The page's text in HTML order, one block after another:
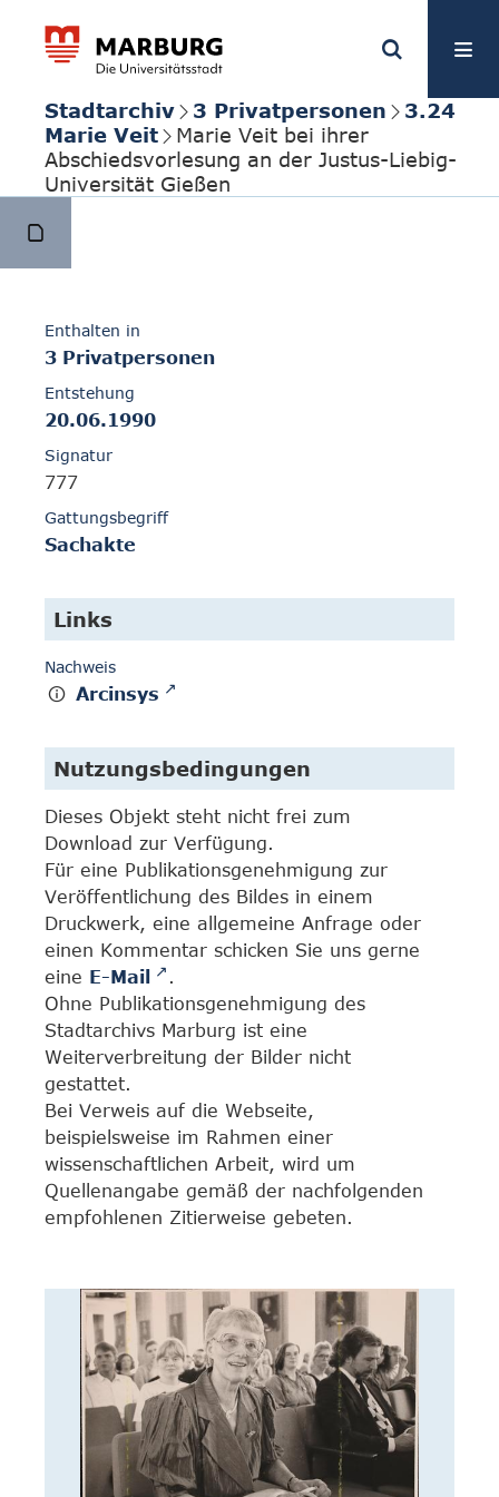
Stadtarchiv 3 Privatpersonen
3.24
Marie Veit
Marie Veit bei ihrer
Abschiedsvorlesung an der Justus-Liebig-
Universität Gießen
Enthalten in
3 Privatpersonen
Entstehung
20.06.1990
Signatur
777
Gattungsbegriff
Sachakte
Links
Nachweis
Arcinsys
Nutzungsbedingungen
Dieses Objekt steht nicht frei zum
Download zur Verfügung.
Für eine Publikationsgenehmigung zur
Veröffentlichung des Bildes in einem
Druckwerk, eine allgemeine Anfrage oder
einen Kommentar schicken Sie uns gerne
eine E-Mail
.
Ohne Publikationsgenehmigung des
Stadtarchivs Marburg ist eine
Weiterverbreitung der Bilder nicht
gestattet.
Bei Verweis auf die Webseite,
beispielsweise im Rahmen einer
wissenschaftlichen Arbeit, wird um
Quellenangabe gemäß der nachfolgenden
empfohlenen Zitierweise gebeten.